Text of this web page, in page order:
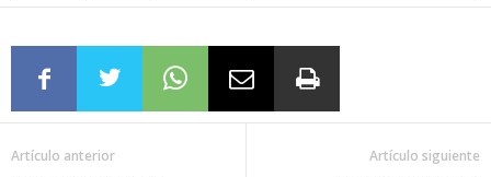
Artículo anterior Artículo siguiente